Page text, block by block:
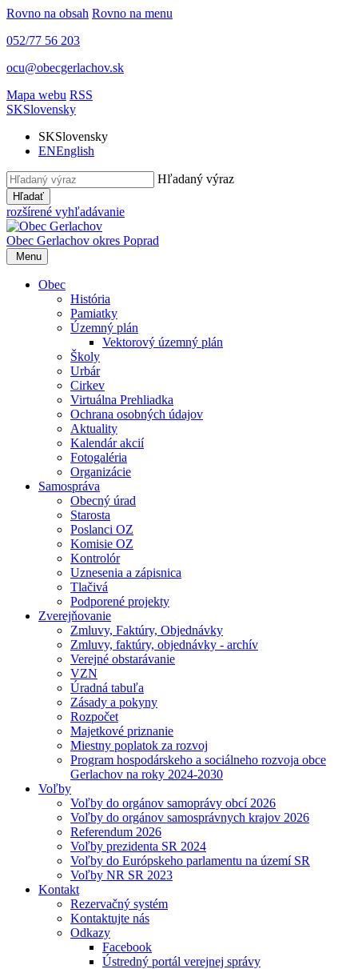
Rovno na obsah Rovno na menu
052/77 56 203
ocu@obecgerlachov.sk
Mapa webu RSS
SKSlovensky
SKSlovensky
ENEnglish
Hľadaný výraz
Hľadať
rozšírené vyhľadávanie
Obec Gerlachov okres Poprad
Menu
Obec
História
Pamiatky
Územný plán
Vektorový územný plán
Školy
Urbár
Cirkev
Virtuálna Prehliadka
Ochrana osobných údajov
Aktuality
Kalendár akcií
Fotogaléria
Organizácie
Samospráva
Obecný úrad
Starosta
Poslanci OZ
Komisie OZ
Kontrolór
Uznesenia a zápisnica
Tlačivá
Podporené projekty
Zverejňovanie
Zmluvy, Faktúry, Objednávky
Zmluvy, faktúry, objednávky - archív
Verejné obstarávanie
VZN
Úradná tabuľa
Zásady a pokyny
Rozpočet
Majetkové priznanie
Miestny poplatok za rozvoj
Program hospodárskeho a sociálneho rozvoja obce
Gerlachov na roky 2024-2030
Voľby
Voľby do orgánov samoprávy obcí 2026
Voľby do orgánov samosprávnych krajov 2026
Referendum 2026
Voľby prezidenta SR 2024
Voľby do Európskeho parlamentu na území SR
Voľby NR SR 2023
Kontakt
Rezervačný systém
Kontaktujte nás
Odkazy
Facebook
Ústredný portál verejnej správy